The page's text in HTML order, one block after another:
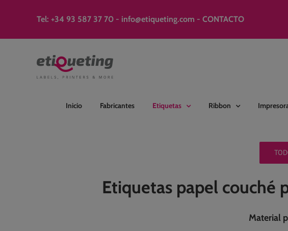
Tel: +34 93 587 37 70 - info@etiqueting.com - CONTACTO
Inicio Fabricantes Etiquetas Ribbon
Etiquetas papel couché
Material